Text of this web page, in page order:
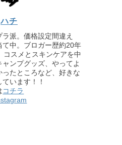
ハチ
派。価格設定間違え
て中。ブロガー歴約20年
コスメとスキンケアを中
ンプグッズ、やってよ
たところなど、好きな
います！！
コチラ